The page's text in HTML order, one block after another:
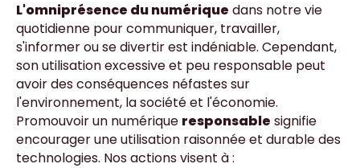
L'omniprésence du numérique dans notre vie
quotidienne pour communiquer, travailler,
s'informer ou se divertir est indéniable. Cependant,
son utilisation excessive et peu responsable peut
avoir des conséquences néfastes sur
l'environnement, la société et l'économie.
Promouvoir un numérique responsable signifie
encourager une utilisation raisonnée et durable des
technologies. Nos actions visent à :